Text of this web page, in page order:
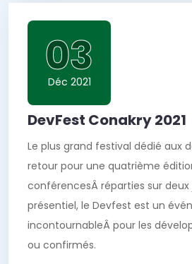
03
Déc 2021
DevFest Conakry 2021
Le plus grand festival dédié aux
retour pour une quatrième
conférencesÂ réparties sur deux
présentiel, le Devfest est un
incontournableÂ pour les
ou confirmés.